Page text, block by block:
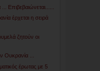
... Επιβεβαιώνεται......
έρχεται η σειρά
ζητούν οι
Ουκρανία ...
έρωτας με 5